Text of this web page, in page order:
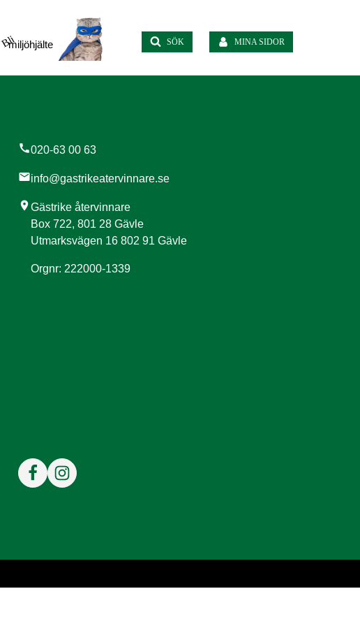
Blimiljöhjälte SÖK MINA SIDOR
call020-63 00 63
mailinfo@gastrikeatervinnare.se
location_onGästrike återvinnare
Box 722, 801 28 Gävle
Utmarksvägen 16 802 91 Gävle
Orgnr: 222000-1339